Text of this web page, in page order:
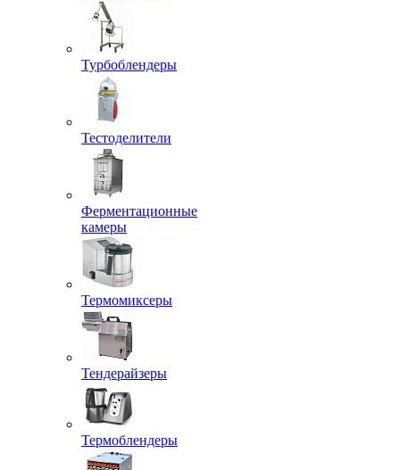
Турбоблендеры
Тестоделители
Ферментационные
камеры
Термомиксеры
Тендерайзеры
Термоблендеры